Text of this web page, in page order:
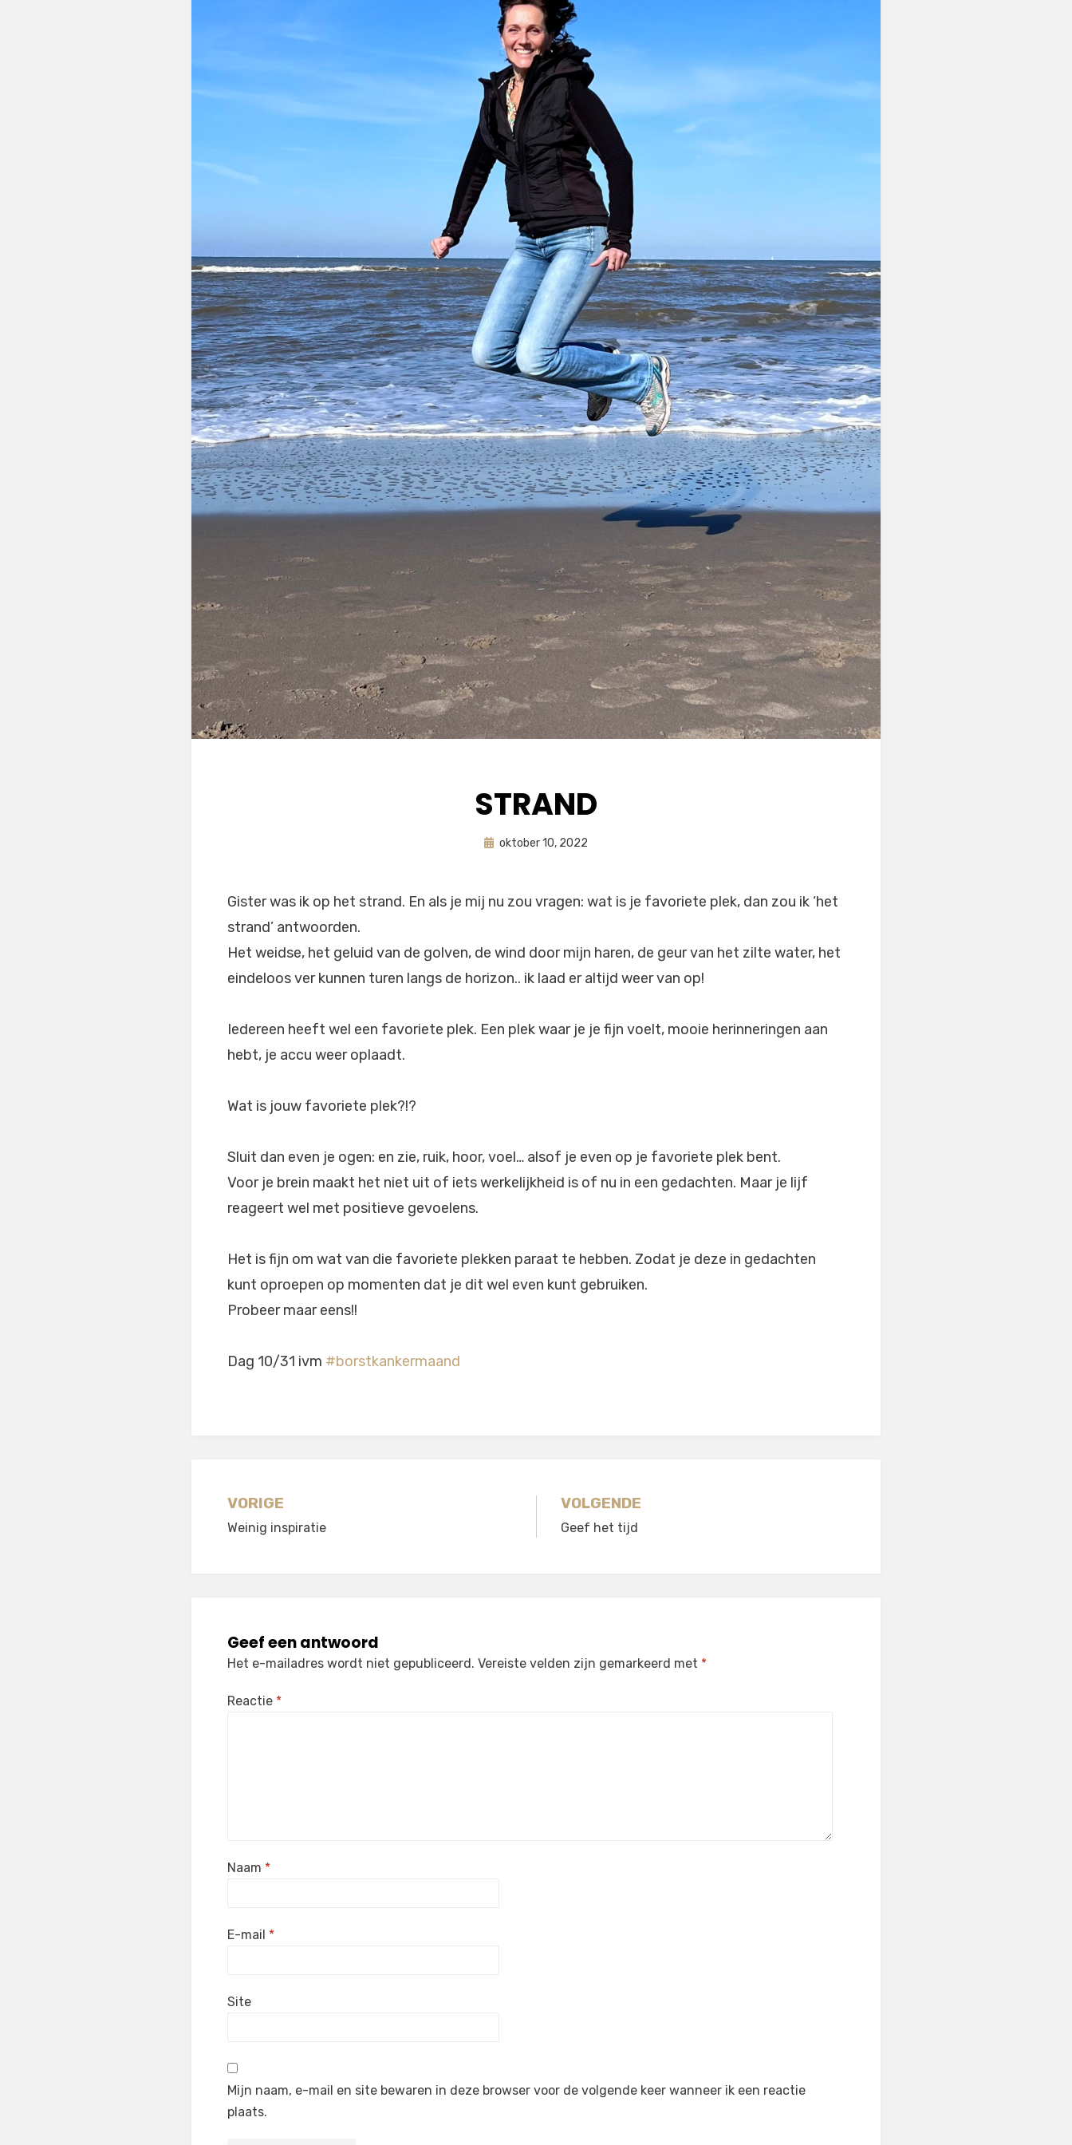
STRAND
doorastrid
Geplaatst
oktober 10, 2022
Gister was ik op het strand. En als je mij nu zou vragen: wat is je favoriete plek, dan zou ik ‘het
strand’ antwoorden.
Het weidse, het geluid van de golven, de wind door mijn haren, de geur van het zilte water, het
eindeloos ver kunnen turen langs de horizon.. ik laad er altijd weer van op!
Iedereen heeft wel een favoriete plek. Een plek waar je je fijn voelt, mooie herinneringen aan
hebt, je accu weer oplaadt.
Wat is jouw favoriete plek?!?
Sluit dan even je ogen: en zie, ruik, hoor, voel… alsof je even op je favoriete plek bent.
Voor je brein maakt het niet uit of iets werkelijkheid is of nu in een gedachten. Maar je lijf
reageert wel met positieve gevoelens.
Het is fijn om wat van die favoriete plekken paraat te hebben. Zodat je deze in gedachten
kunt oproepen op momenten dat je dit wel even kunt gebruiken.
Probeer maar eens!!
Dag 10/31 ivm #borstkankermaand
Berichtnavigatie
VORIGE
Weinig inspiratie
VOLGENDE
Geef het tijd
Geef een antwoord
Het e-mailadres wordt niet gepubliceerd. Vereiste velden zijn gemarkeerd met *
Reactie *
Naam *
E-mail *
Site
Mijn naam, e-mail en site bewaren in deze browser voor de volgende keer wanneer ik een reactie
plaats.